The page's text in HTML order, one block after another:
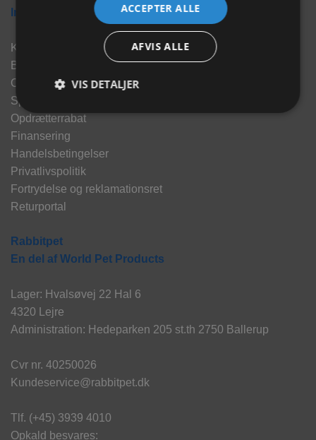
Information
Kontakt
Brand
Om os
Sponsorater
Opdrætterrabat
Finansering
Handelsbetingelser
Privatlivspolitik
Fortrydelse og reklamationsret
Returportal
Rabbitpet
En del af World Pet Products
Lager: Hvalsøvej 22 Hal 6
4320 Lejre
Administration: Hedeparken 205 st.th 2750 Ballerup
Cvr nr. 40250026
Kundeservice@rabbitpet.dk
Tlf. (+45) 3939 4010
Opkald besvares:
ACCEPTER ALLE
AFVIS ALLE
VIS DETALJER